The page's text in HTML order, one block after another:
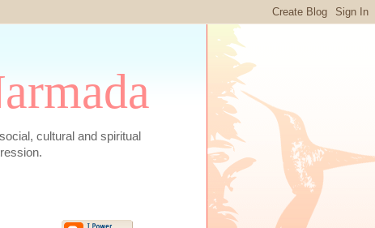
social, cultural and spiritual